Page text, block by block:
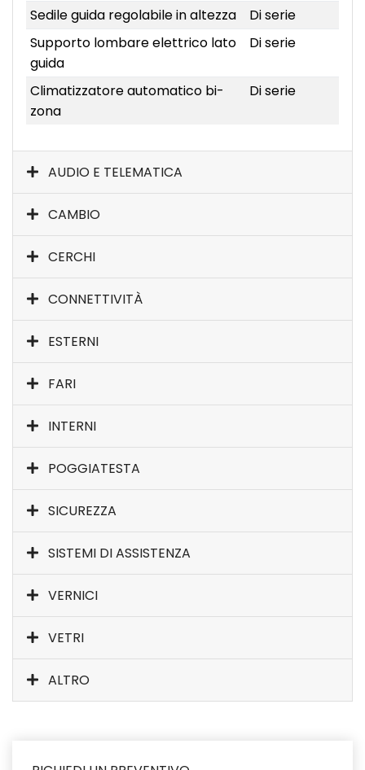
Sedile guida regolabile in altezza
Di serie
Supporto lombare elettrico lato
guida
Di serie
Climatizzatore automatico bi-
zona
Di serie
AUDIO E TELEMATICA
CAMBIO
CERCHI
CONNETTIVITÀ
ESTERNI
FARI
INTERNI
POGGIATESTA
SICUREZZA
SISTEMI DI ASSISTENZA
VERNICI
VETRI
ALTRO